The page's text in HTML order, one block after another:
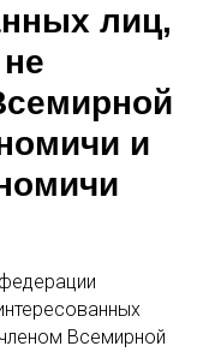
лиц,
и
Всемирной